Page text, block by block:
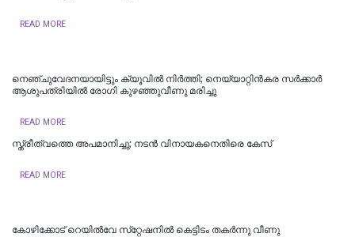
READ MORE
നെഞ്ചുവേദനയായിട്ടും ക്യൂവില്‍ നിര്‍ത്തി; നെയ്യാറ്റിൻകര സർക്കാർ
ആശുപത്രിയിൽ രോഗി കുഴഞ്ഞുവീണു മരിച്ചു
READ MORE
സ്ത്രീത്വത്തെ അപമാനിച്ചു; നടൻ വിനായകനെതിരെ കേസ്
READ MORE
കോഴിക്കോട് റെയില്‍വേ സ്‌റ്റേഷനില്‍ കെട്ടിടം തകര്‍ന്നു വീണു